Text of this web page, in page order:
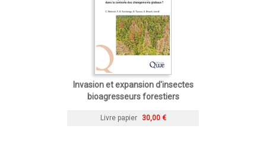
Invasion et expansion d'insectes
bioagresseurs forestiers
Livre papier 30,00 €